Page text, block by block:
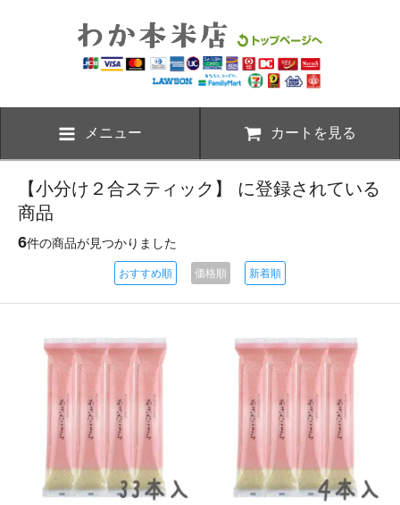
メニュー カートを見る
【小分け２合スティック】 に登録されている
商品
6件の商品が見つかりました
おすすめ順 価格順 新着順